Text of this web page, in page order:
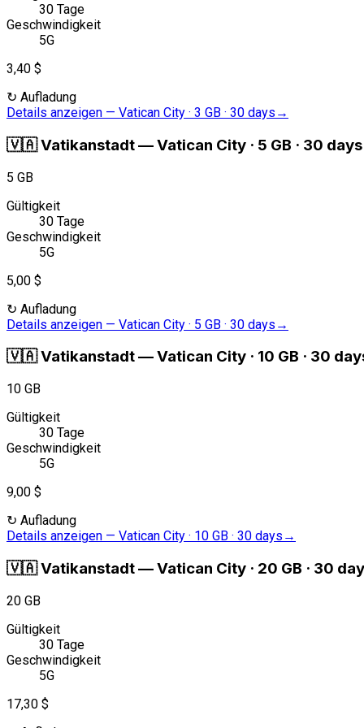
30 Tage
Geschwindigkeit
5G
3,40 $
↻ Aufladung
Details anzeigen — Vatican City · 3 GB · 30 days →
🇻🇦Vatikanstadt—Vatican City · 5 GB · 30 days
5 GB
Gültigkeit
30 Tage
Geschwindigkeit
5G
5,00 $
↻ Aufladung
Details anzeigen — Vatican City · 5 GB · 30 days →
🇻🇦Vatikanstadt—Vatican City · 10 GB · 30
10 GB
Gültigkeit
30 Tage
Geschwindigkeit
5G
9,00 $
↻ Aufladung
Details anzeigen — Vatican City · 10 GB · 30 days →
🇻🇦Vatikanstadt—Vatican City · 20 GB · 30
20 GB
Gültigkeit
30 Tage
Geschwindigkeit
5G
17,30 $